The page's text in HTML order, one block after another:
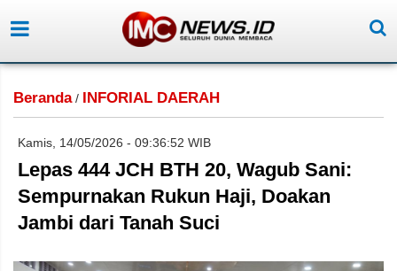
Beranda/ INFORIAL DAERAH
Kamis, 14/05/2026 - 09:36:52 WIB
Lepas 444 JCH BTH 20, Wagub Sani:
Sempurnakan Rukun Haji, Doakan
Jambi dari Tanah Suci